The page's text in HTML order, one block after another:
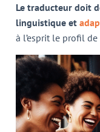
Le traducteur doit
linguistique et
à l’esprit le profil